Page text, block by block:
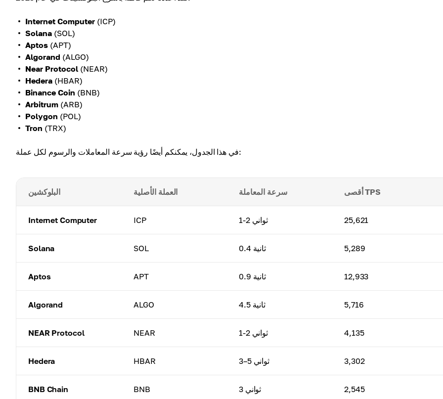
Internet Computer (ICP)
Solana (SOL)
Aptos (APT)
Algorand (ALGO)
Near Protocol (NEAR)
Hedera (HBAR)
Binance Coin (BNB)
Arbitrum (ARB)
Polygon (POL)
Tron (TRX)
في هذا الجدول، يمكنكم أيضًا رؤية سرعة المعاملات والرسوم لكل عملة:
البلوكشين العملة الأصلية سرعة المعاملة أقصى TPS
Internet Computer ICP 1-2 ثواني 25,621
Solana SOL 0.4 ثانية 5,289
Aptos APT 0.9 ثانية 12,933
Algorand ALGO 4.5 ثانية 5,716
NEAR Protocol NEAR 1-2 ثواني 4,135
Hedera HBAR 3–5 ثواني 3,302
BNB Chain BNB 3 ثواني 2,545